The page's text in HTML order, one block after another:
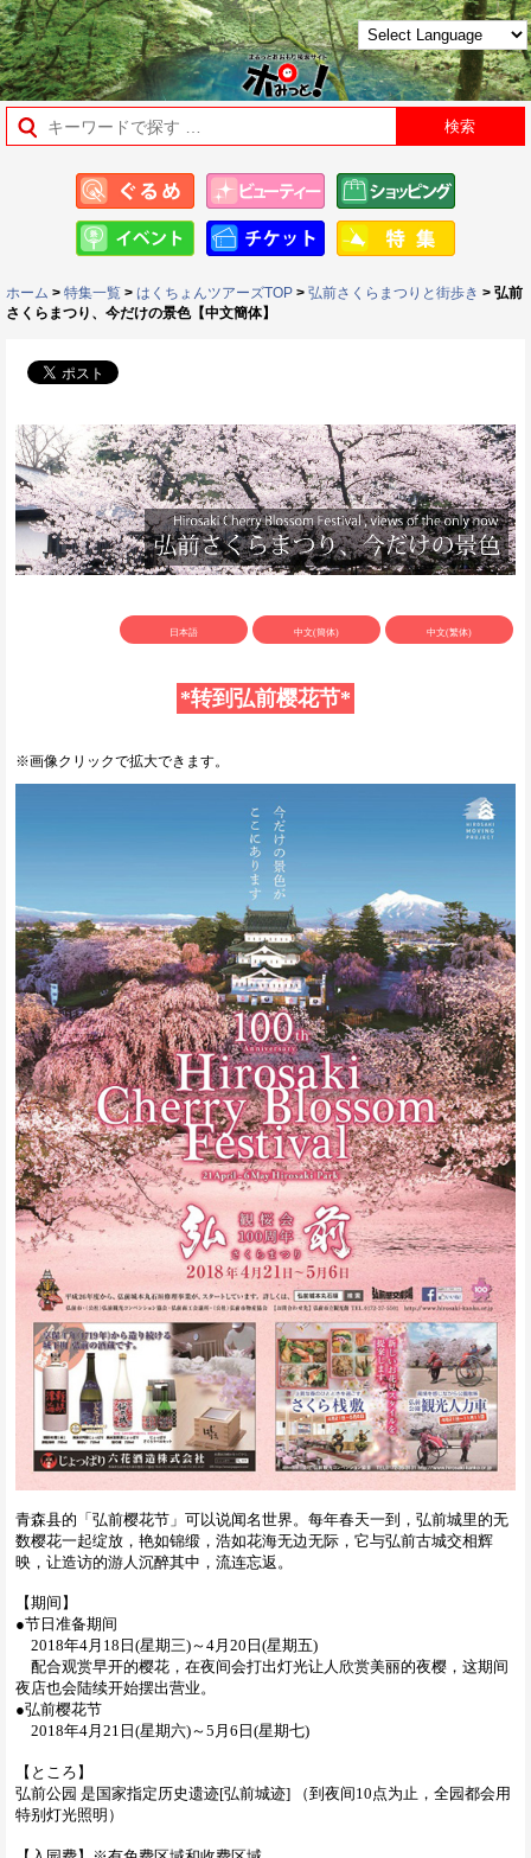
ホーム > 特集一覧 > はくちょんツアーズTOP > 弘前さくらまつりと街歩き > 弘前
さくらまつり、今だけの景色【中文簡体】
中文(繁体)
中文(簡体)
日本語
*转到弘前樱花节*
※画像クリックで拡大できます。
青森县的「弘前樱花节」可以说闻名世界。每年春天一到，弘前城里的无
数樱花一起绽放，艳如锦缎，浩如花海无边无际，它与弘前古城交相辉
映，让造访的游人沉醉其中，流连忘返。
【期间】
●节日准备期间
2018年4月18日(星期三)～4月20日(星期五)
配合观赏早开的樱花，在夜间会打出灯光让人欣赏美丽的夜樱，这期间
夜店也会陆续开始摆出营业。
●弘前樱花节
2018年4月21日(星期六)～5月6日(星期七)
【ところ】
弘前公园 是国家指定历史遗迹[弘前城迹] （到夜间10点为止，全园都会用
特别灯光照明）